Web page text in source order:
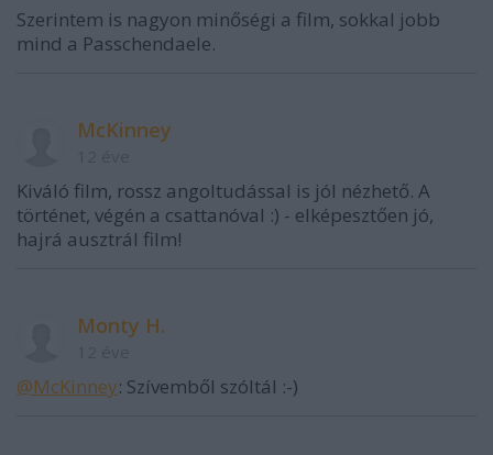
Szerintem is nagyon minőségi a film, sokkal jobb
mind a Passchendaele.
McKinney
Kiváló film, rossz angoltudással is jól nézhető. A
történet, végén a csattanóval :) - elképesztően jó,
hajrá ausztrál film!
Monty H.
@McKinney: Szívemből szóltál :-)